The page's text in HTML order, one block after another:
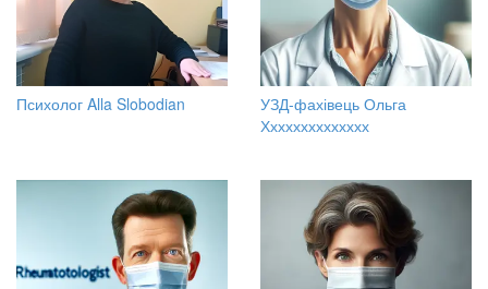
Психолог Alla Slobodian
УЗД-фахівець Ольга
Хххххххххххххх